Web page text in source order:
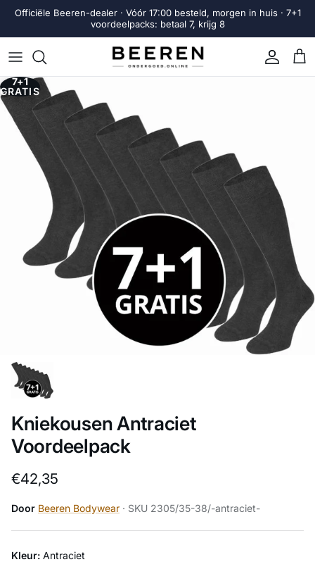
Ga naar inhoud
Officiële Beeren-dealer · Vóór 17:00 besteld, morgen in huis · 7+1
voordeelpacks: betaal 7, krijg 8
Account
Ga direct naar productinformatie
7+1
GRATIS
Kniekousen Antraciet
Voordeelpack
Reguliere prijs
€42,35
Door Beeren Bodywear · SKU 2305/35-38/-antraciet-
Kleur: Antraciet